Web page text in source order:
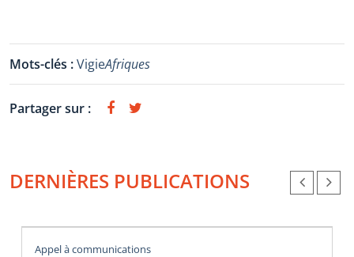
Mots-clés :VigieAfriques
Partager sur :
DERNIÈRES PUBLICATIONS
Appel à communications